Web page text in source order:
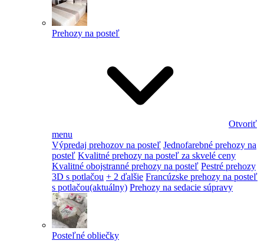
Prehozy na posteľ
Otvoriť
menu
Výpredaj prehozov na posteľ Jednofarebné prehozy na
posteľ Kvalitné prehozy na posteľ za skvelé ceny
Kvalitné obojstranné prehozy na posteľ Pestré prehozy
3D s potlačou + 2 ďalšie Francúzske prehozy na posteľ
s potlačou(aktuálny) Prehozy na sedacie súpravy
Posteľné obliečky